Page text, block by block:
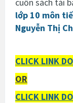
lớp 10 môn
Nguyễn Thị
CLICK LINK
OR
CLICK LINK